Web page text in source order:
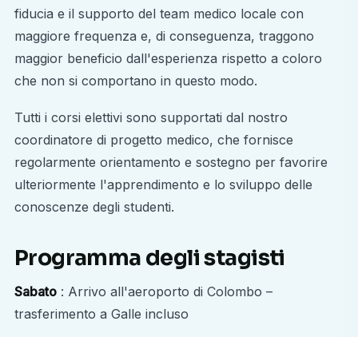
fiducia e il supporto del team medico locale con
maggiore frequenza e, di conseguenza, traggono
maggior beneficio dall'esperienza rispetto a coloro
che non si comportano in questo modo.
Tutti i corsi elettivi sono supportati dal nostro
coordinatore di progetto medico, che fornisce
regolarmente orientamento e sostegno per favorire
ulteriormente l'apprendimento e lo sviluppo delle
conoscenze degli studenti.
Programma degli stagisti
Sabato : Arrivo all'aeroporto di Colombo –
trasferimento a Galle incluso